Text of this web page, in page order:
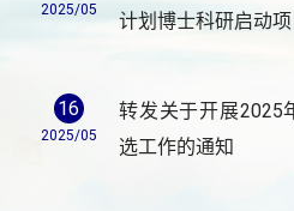
2025/05
计划博士科研启动项
16
2025/05
转发关于开展2025
选工作的通知